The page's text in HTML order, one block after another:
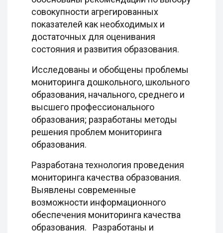
совокупности агрегированных
показателей как необходимых и
достаточных для оценивания
состояния и развития образования.
Исследованы и обобщены проблемы
мониторинга дошкольного, школьного
образования, начального, среднего и
высшего профессионального
образования; разработаны методы
решения проблем мониторинга
образования.
Разработана технология проведения
мониторинга качества образования.
Выявлены современные
возможности информационного
обеспечения мониторинга качества
образования. Разработаны и